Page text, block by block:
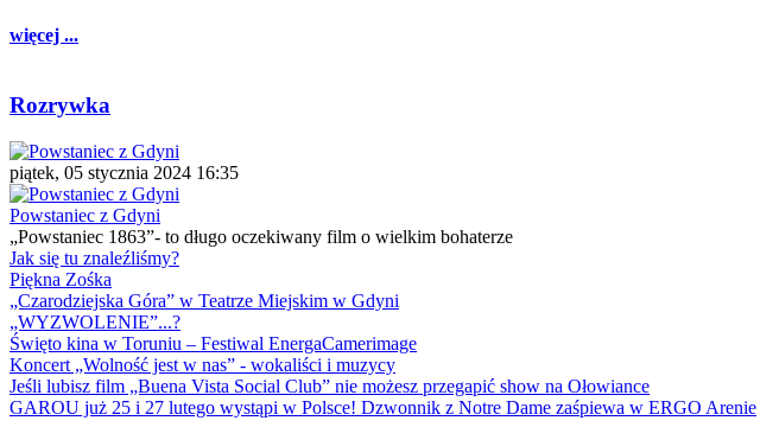
więcej ...
Rozrywka
piątek, 05 stycznia 2024 16:35
Powstaniec z Gdyni
„Powstaniec 1863”- to długo oczekiwany film o wielkim bohaterze
Jak się tu znaleźliśmy?
Piękna Zośka
„Czarodziejska Góra” w Teatrze Miejskim w Gdyni
„WYZWOLENIE”...?
Święto kina w Toruniu – Festiwal EnergaCamerimage
Koncert „Wolność jest w nas” - wokaliści i muzycy
Jeśli lubisz film „Buena Vista Social Club” nie możesz przegapić show na Ołowiance
GAROU już 25 i 27 lutego wystąpi w Polsce! Dzwonnik z Notre Dame zaśpiewa w ERGO Arenie